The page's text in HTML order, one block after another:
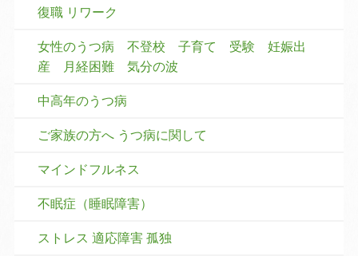
復職 リワーク
女性のうつ病 不登校 子育て 受験 妊娠出
産 月経困難 気分の波
中高年のうつ病
ご家族の方へ うつ病に関して
マインドフルネス
不眠症（睡眠障害）
ストレス 適応障害 孤独